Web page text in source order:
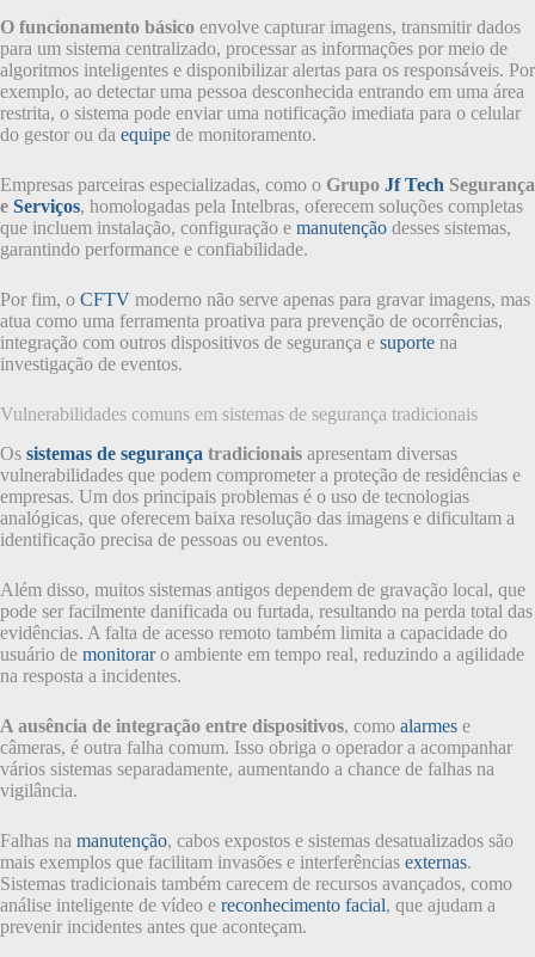
O funcionamento básico envolve capturar imagens, transmitir dados
para um sistema centralizado, processar as informações por meio de
algoritmos inteligentes e disponibilizar alertas para os responsáveis. Por
exemplo, ao detectar uma pessoa desconhecida entrando em uma área
restrita, o sistema pode enviar uma notificação imediata para o celular
do gestor ou da equipe de monitoramento.
Empresas parceiras especializadas, como o Grupo Jf Tech Segurança
e Serviços, homologadas pela Intelbras, oferecem soluções completas
que incluem instalação, configuração e manutenção desses sistemas,
garantindo performance e confiabilidade.
Por fim, o CFTV moderno não serve apenas para gravar imagens, mas
atua como uma ferramenta proativa para prevenção de ocorrências,
integração com outros dispositivos de segurança e suporte na
investigação de eventos.
Vulnerabilidades comuns em sistemas de segurança tradicionais
Os sistemas de segurança tradicionais apresentam diversas
vulnerabilidades que podem comprometer a proteção de residências e
empresas. Um dos principais problemas é o uso de tecnologias
analógicas, que oferecem baixa resolução das imagens e dificultam a
identificação precisa de pessoas ou eventos.
Além disso, muitos sistemas antigos dependem de gravação local, que
pode ser facilmente danificada ou furtada, resultando na perda total das
evidências. A falta de acesso remoto também limita a capacidade do
usuário de monitoraro ambiente em tempo real, reduzindo a agilidade
na resposta a incidentes.
A ausência de integração entre dispositivos, como alarmes e
câmeras, é outra falha comum. Isso obriga o operador a acompanhar
vários sistemas separadamente, aumentando a chance de falhas na
vigilância.
Falhas na manutenção, cabos expostos e sistemas desatualizados são
mais exemplos que facilitam invasões e interferências externas.
Sistemas tradicionais também carecem de recursos avançados, como
análise inteligente de vídeo e reconhecimento facial, que ajudam a
prevenir incidentes antes que aconteçam.